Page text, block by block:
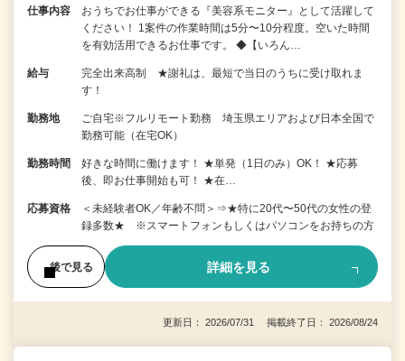
仕事内容
おうちでお仕事ができる『美容系モニター』として活躍して
ください！ 1案件の作業時間は5分〜10分程度。空いた時間
を有効活用できるお仕事です。 ◆【いろん…
給与
完全出来高制 ★謝礼は、最短で当日のうちに受け取れま
す！
勤務地
ご自宅※フルリモート勤務 埼玉県エリアおよび日本全国で
勤務可能（在宅OK）
勤務時間
好きな時間に働けます！ ★単発（1日のみ）OK！ ★応募
後、即お仕事開始も可！ ★在…
応募資格
＜未経験者OK／年齢不問＞⇒★特に20代〜50代の女性の登
録多数★ ※スマートフォンもしくはパソコンをお持ちの方
後で見る 詳細を見る
更新日： 2026/07/31 掲載終了日： 2026/08/24